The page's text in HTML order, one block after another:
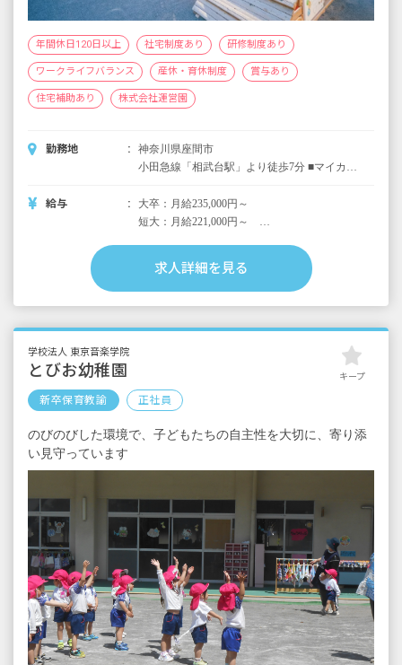
年間休日120日以上 社宅制度あり 研修制度あり
ワークライフバランス 産休・育休制度 賞与あり
住宅補助あり 株式会社運営園
勤務地
神奈川県座間市
小田急線「相武台駅」より徒歩7分 ■マイカー
給与
大卒：月給235,000円～
短大：月給221,000円～
■交通費：電車利用の場合は基本全額支給／そ
の他の交通手段は要相談
＜年収例＞
円
32歳／経験10年／保育リーダー／年収430万円
※試用期間6カ月／同条件
求人詳細を見る
学校法人 東京音楽学院
とびお幼稚園
新卒保育教諭 正社員
キープ
のびのびした環境で、子どもたちの自主性を大切に、寄り添
い見守っています